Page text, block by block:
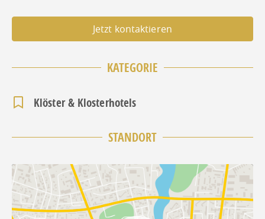
Jetzt kontaktieren
KATEGORIE
Klöster & Klosterhotels
STANDORT